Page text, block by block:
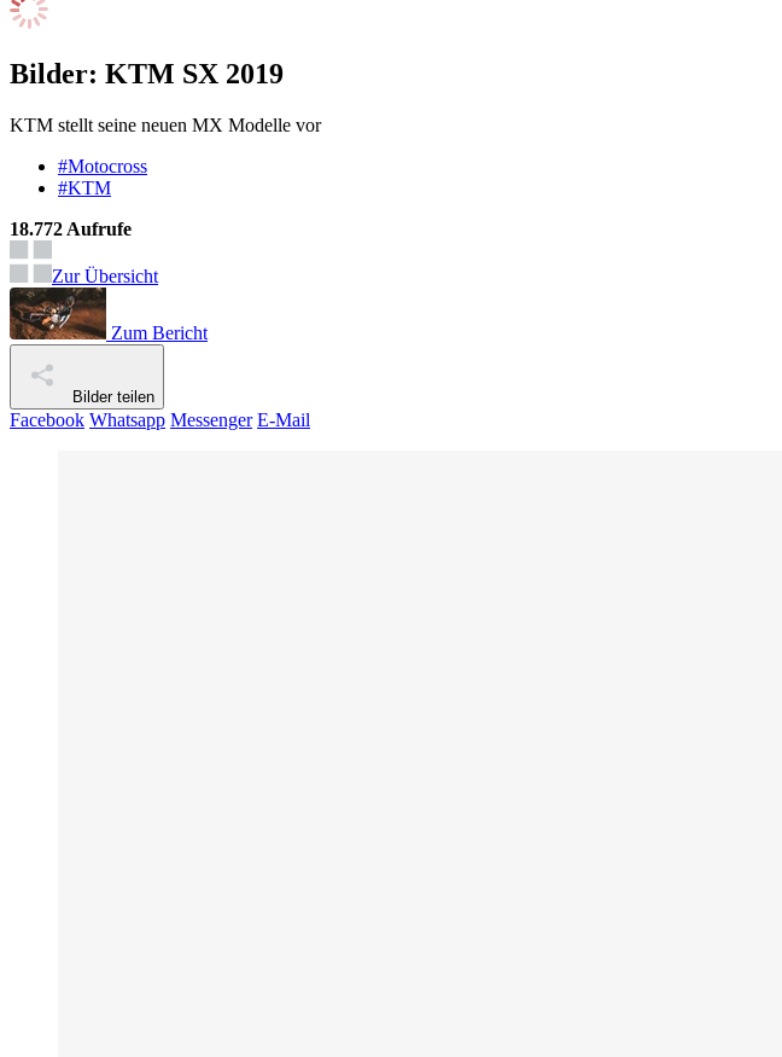
Bilder: KTM SX 2019
KTM stellt seine neuen MX Modelle vor
#Motocross
#KTM
18.772 Aufrufe
Zur Übersicht
Zum Bericht
Bilder teilen
Facebook Whatsapp Messenger E-Mail